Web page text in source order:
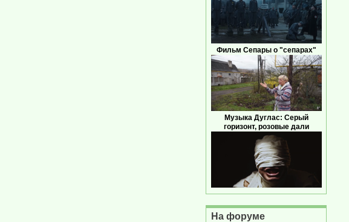
Фильм Сепары о "сепарах"
Музыка Дуглас: Серый
горизонт, розовые дали
На форуме